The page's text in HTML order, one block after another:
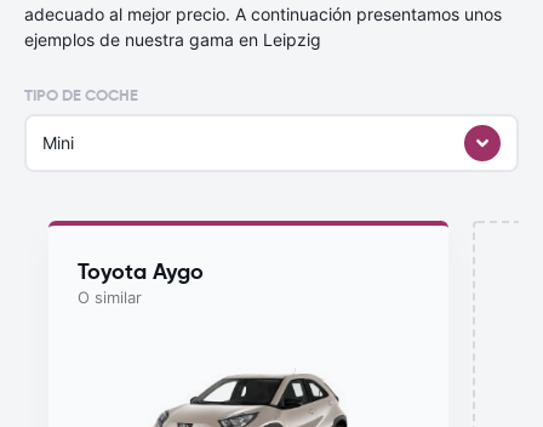
adecuado al mejor precio. A continuación presentamos unos
ejemplos de nuestra gama en Leipzig
TIPO DE COCHE
Mini
Toyota Aygo
O similar